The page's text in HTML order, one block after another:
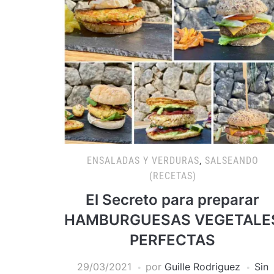
ENSALADAS Y VERDURAS, SALSEANDO
(RECETAS)
El Secreto para preparar
HAMBURGUESAS
PERFECTAS
29/03/2021 por Guille Rodriguez Sin